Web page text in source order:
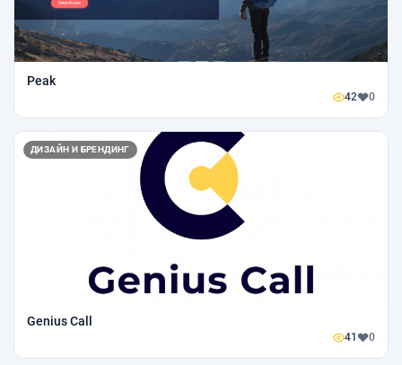
Peak
42 0
ДИЗАЙН И БРЕНДИНГ
Genius Call
41 0